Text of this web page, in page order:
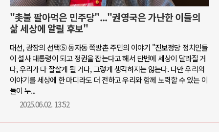
"촛불 팔아먹은 민주당"..."권영국은 가난한 이들의
삶 세상에 알릴 후보"
대선, 광장의 선택⑤ 동자동 쪽방촌 주민의 이야기 "진보정당 정치인들
이 설사 대통령이 되고 정권을 잡는다고 해서 단번에 세상이 달라질 거
다, 우리가 다 잘살게 될 거다, 그렇게 생각하지는 않는다. 다만 우리의
이야기를 세상에 한 마디라도 더 전하고 우리와 함께 노력할 수 있는 이
들이 누...
2025.06.02. 13:52